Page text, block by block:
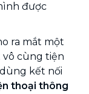
được
ra mắt một
vô cùng tiện
kết nối
thoại thông